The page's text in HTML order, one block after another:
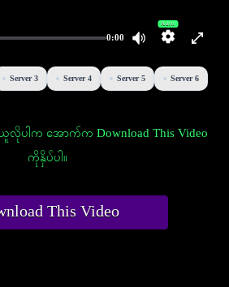
0:00
Auto
Server 3 Server 4 Server 5 Server 6
လိုပါက အောက်က Download This Video
ကိုနှိပ်ပါ။
This Video